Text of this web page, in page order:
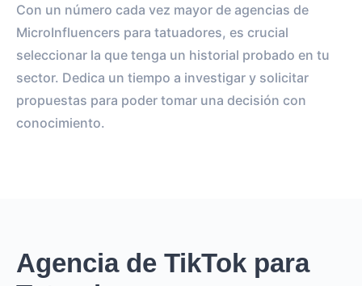
Con un número cada vez mayor de agencias de
MicroInfluencers para tatuadores, es crucial
seleccionar la que tenga un historial probado en tu
sector. Dedica un tiempo a investigar y solicitar
propuestas para poder tomar una decisión con
conocimiento.
Agencia de TikTok para